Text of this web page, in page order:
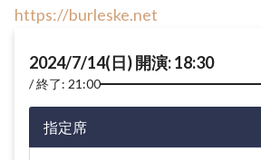
https://burleske.net
2024/7/14(日) 開演: 18:30
終了: 21:00
指定席